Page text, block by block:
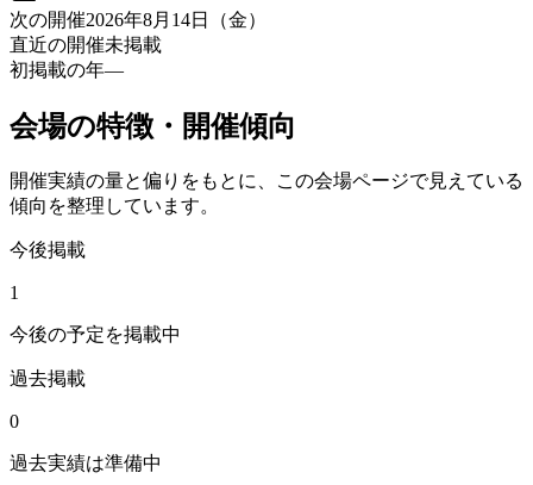
次の開催2026年8月14日（金）
直近の開催未掲載
初掲載の年—
会場の特徴・開催傾向
開催実績の量と偏りをもとに、この会場ページで見えている
傾向を整理しています。
今後掲載
1
今後の予定を掲載中
過去掲載
0
過去実績は準備中